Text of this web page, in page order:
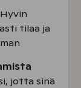
tilaa ja
jotta sinä